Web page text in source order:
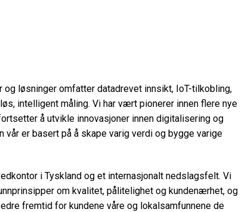
løsninger omfatter datadrevet innsikt, IoT-tilkobling,
intelligent måling. Vi har vært pionerer innen flere nye
å utvikle innovasjoner innen digitalisering og
er basert på å skape varig verdi og bygge varige
i Tyskland og et internasjonalt nedslagsfelt. Vi
om kvalitet, pålitelighet og kundenærhet, og
fremtid for kundene våre og lokalsamfunnene de